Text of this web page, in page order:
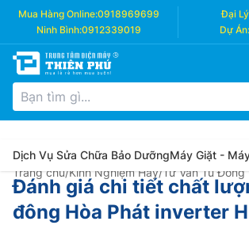
Mua Hàng Online:0918969699 Đại
Ninh Bình:0912339019 Dự Án:
Dịch Vụ Sửa Chữa Bảo DưỡngMáy Giặt -
Trang chủ/Kinh Nghiệm Hay/Tư Vấn Tủ Đông
Đánh giá chi tiết chất
đông Hòa Phát inverter